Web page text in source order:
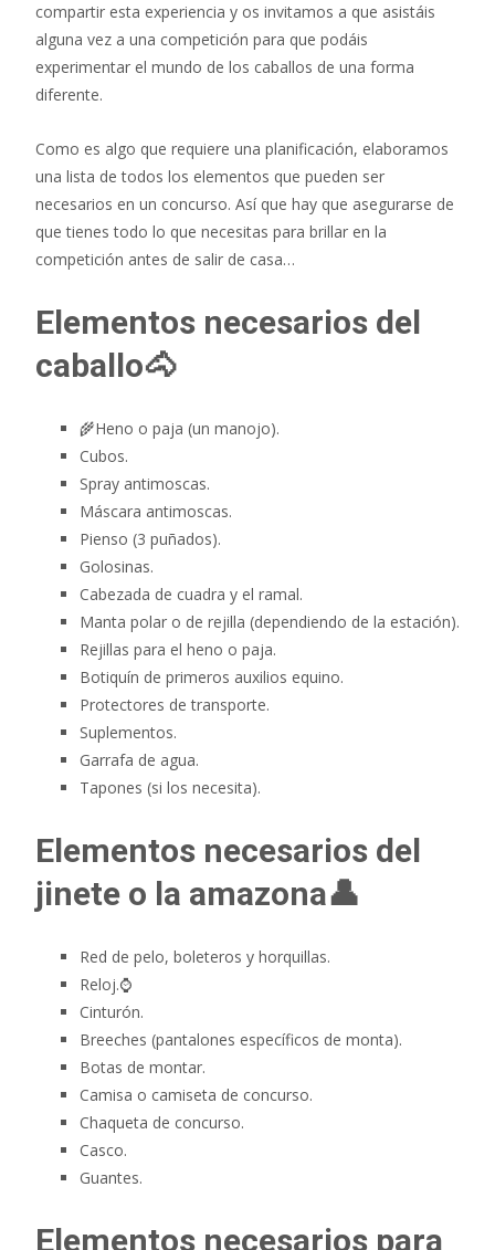
compartir esta experiencia y os invitamos a que asistáis
alguna vez a una competición para que podáis
experimentar el mundo de los caballos de una forma
diferente.
Como es algo que requiere una planificación, elaboramos
una lista de todos los elementos que pueden ser
necesarios en un concurso. Así que hay que asegurarse de
que tienes todo lo que necesitas para brillar en la
competición antes de salir de casa…
Elementos necesarios del
caballo🐴
🌾Heno o paja (un manojo).
Cubos.
Spray antimoscas.
Máscara antimoscas.
Pienso (3 puñados).
Golosinas.
Cabezada de cuadra y el ramal.
Manta polar o de rejilla (dependiendo de la estación).
Rejillas para el heno o paja.
Botiquín de primeros auxilios equino.
Protectores de transporte.
Suplementos.
Garrafa de agua.
Tapones (si los necesita).
Elementos necesarios del
jinete o la amazona👤
Red de pelo, boleteros y horquillas.
Reloj.⌚️
Cinturón.
Breeches (pantalones específicos de monta).
Botas de montar.
Camisa o camiseta de concurso.
Chaqueta de concurso.
Casco.
Guantes.
Elementos necesarios para